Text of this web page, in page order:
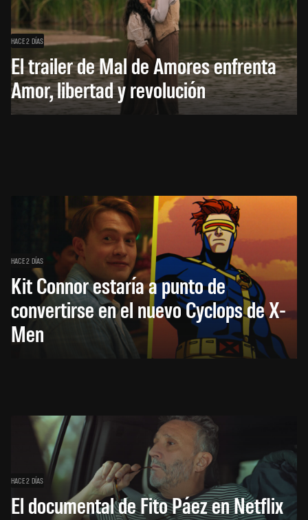
HACE 2 DÍAS
El trailer de Mal de Amores enfrenta
Amor, libertad y revolución
HACE 2 DÍAS
Kit Connor estaría a punto de
convertirse en el nuevo Cyclops de X-
Men
HACE 2 DÍAS
El documental de Fito Páez en Netflix